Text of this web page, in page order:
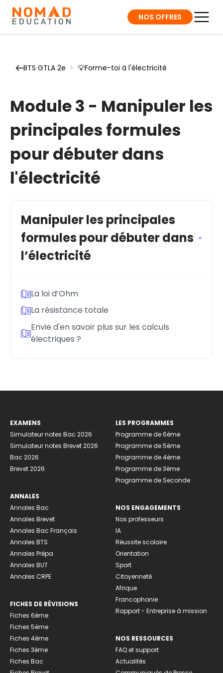
NOS OFFRES
BTS GTLA 2e > 💡Forme-toi à l'électricité
Module 3 - Manipuler les
principales formules
pour débuter dans
l'électricité
Manipuler les principales
formules pour débuter dans
l’électricité
La loi d’Ohm
La résistance totale
Envie d'en savoir plus sur les calculs
électriques ?
EXAMENS
Simulateur notes Bac 2026
Simulateur notes Brevet 2026
Bac 2026
Brevet 2026
ANNALES
Annales Bac
Annales Brevet
Annales Bac Français
Annales BTS
Annales Prépa
Annales BUT
Annales CRPE
FICHES DE RÉVISIONS
Fiches 6ème
Fiches 5ème
Fiches 4ème
Fiches 3ème
Fiches Bac
LES PROGRAMMES
Programme de 6ème
Programme de 5ème
Programme de 4ème
Programme de 3ème
Programme de Seconde
NOS ENGAGEMENTS
Nos professeurs
IA
Réussite scolaire
Orientation
Sport
Citoyenneté
Afrique
Francophonie
Rapport - Entreprise à mission
NOS RESSOURCES
FAQ et support
Actualités